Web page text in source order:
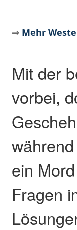
⇒ Mehr
Mit der
vorbei,
ein
Fragen